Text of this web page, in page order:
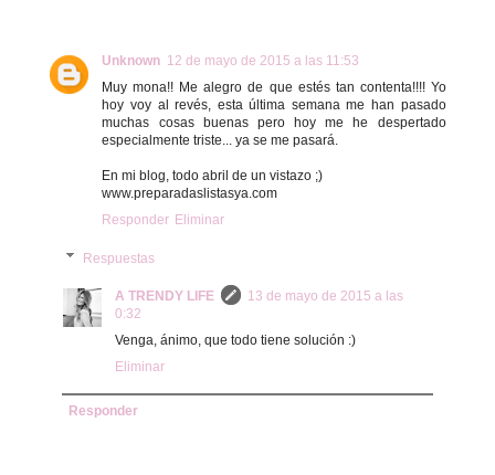
Unknown 12 de mayo de 2015 a las 11:53
Muy mona!! Me alegro de que estés tan contenta!!!! Yo
hoy voy al revés, esta última semana me han pasado
muchas cosas buenas pero hoy me he despertado
especialmente triste... ya se me pasará.
En mi blog, todo abril de un vistazo ;)
www.preparadaslistasya.com
Responder Eliminar
Respuestas
A TRENDY LIFE
13 de mayo de 2015 a las
0:32
Venga, ánimo, que todo tiene solución :)
Eliminar
Responder